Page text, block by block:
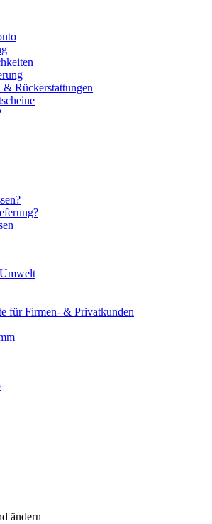
& Rückerstattungen
für Firmen- & Privatkunden
ändern